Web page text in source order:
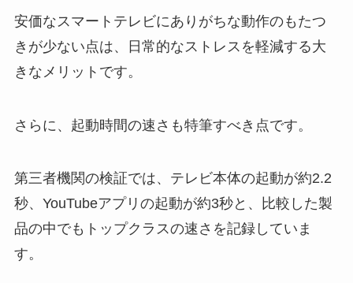
安価なスマートテレビにありがちな動作のもたつ
きが少ない点は、日常的なストレスを軽減する大
きなメリットです。
さらに、起動時間の速さも特筆すべき点です。
第三者機関の検証では、テレビ本体の起動が約2.2
秒、YouTubeアプリの起動が約3秒と、比較した製
品の中でもトップクラスの速さを記録していま
す。